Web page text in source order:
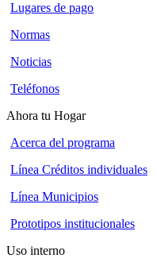
Lugares de pago
Normas
Noticias
Teléfonos
Ahora tu Hogar
Acerca del programa
Línea Créditos individuales
Línea Municipios
Prototipos institucionales
Uso interno